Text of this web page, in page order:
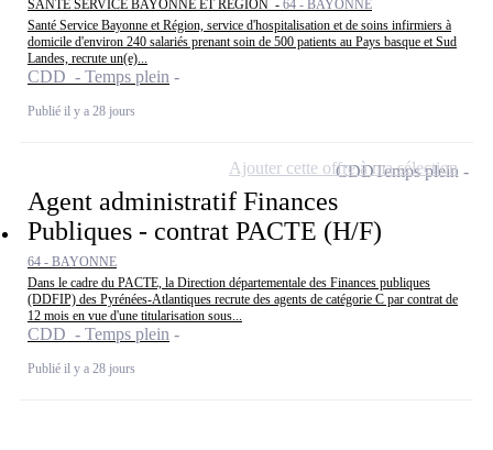
SANTE SERVICE BAYONNE ET REGION - 64 - BAYONNE
Santé Service Bayonne et Région, service d'hospitalisation et de soins infirmiers à
domicile d'environ 240 salariés prenant soin de 500 patients au Pays basque et Sud
Landes, recrute un(e)...
CDD - Temps plein
Publié il y a 28 jours
Agent administratif Finances
Publiques - contrat PACTE (H/F)
64 - BAYONNE
Dans le cadre du PACTE, la Direction départementale des Finances publiques
(DDFIP) des Pyrénées-Atlantiques recrute des agents de catégorie C par contrat de
12 mois en vue d'une titularisation sous...
CDD - Temps plein
Publié il y a 28 jours
CDDTemps plein
Ajouter cette offre à ma sélection